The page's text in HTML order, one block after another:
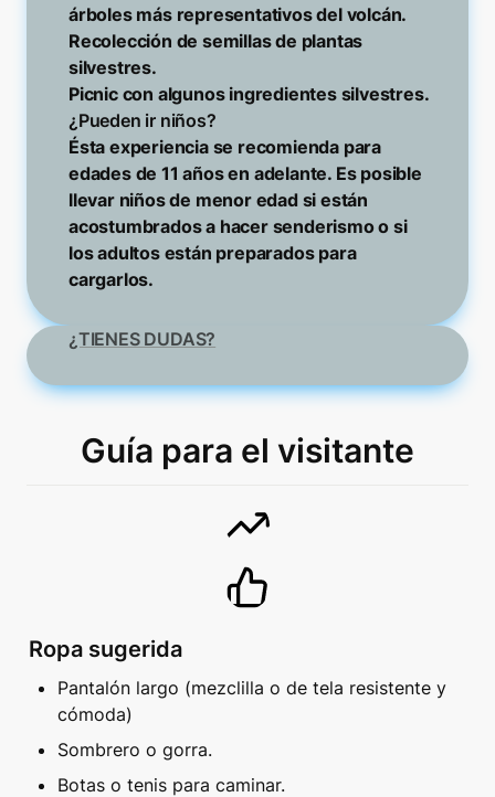
árboles más representativos del volcán.
Recolección de semillas de plantas
silvestres.
Ésta experiencia se recomienda para
edades de 11 años en adelante. Es posible
llevar niños de menor edad si están
acostumbrados a hacer senderismo o si
los adultos están preparados para
¿TIENES DUDAS?
Guía para el visitante
Ropa sugerida
Pantalón largo (mezclilla o de tela resistente y
cómoda)
Sombrero o gorra.
Botas o tenis para caminar.